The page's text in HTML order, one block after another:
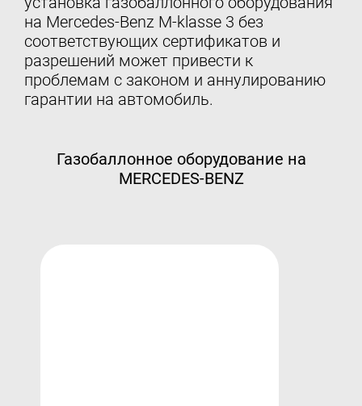
на Mercedes-Benz M-klasse 3 без
соответствующих сертификатов и
разрешений может привести к
проблемам с законом и аннулированию
гарантии на автомобиль.
Газобаллонное оборудование на
MERCEDES-BENZ